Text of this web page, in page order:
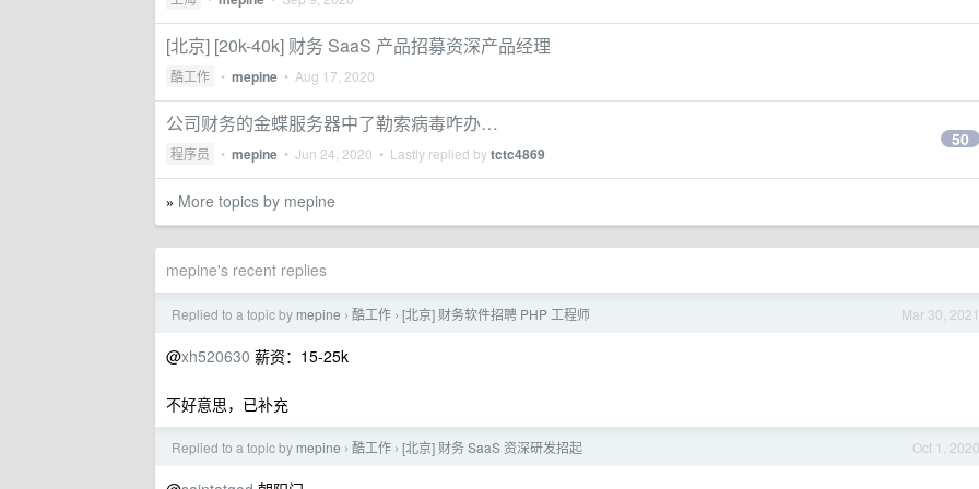
[北京] [20k-40k] 财务 SaaS 产品招募资深产品经理
酷工作 • mepine • Aug 17, 2020
公司财务的金蝶服务器中了勒索病毒咋办…
程序员 • mepine • Jun 24, 2020 • Lastly replied bytctc4869
50
» More topics by mepine
mepine's recent replies
Mar 30, 2021
Replied to a topic by mepine › 酷工作 › [北京] 财务软件招聘 PHP 工程师
@xh520630 薪资：15-25k
不好意思，已补充
Oct 1, 2020
Replied to a topic by mepine › 酷工作 › [北京] 财务 SaaS 资深研发招起